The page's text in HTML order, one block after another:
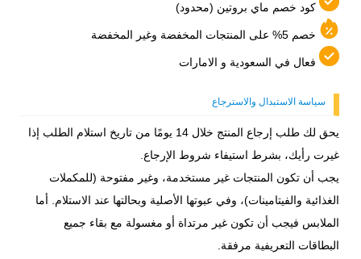
كود خصم ماي بروتين (محدود)
خصم 5% على المنتجات المخفضة وغير المخفضة
فعال في السعودية و الامارات
سياسة الاستبدال والاسترجاع
يحق لك طلب إرجاع المنتج خلال 14 يومًا من تاريخ استلام الطلب إذا
غيرت رأيك، بشرط استيفاء شروط الإرجاع.
يجب أن تكون المنتجات غير مستخدمة، وغير مفتوحة (للمكملات
الغذائية والفيتامينات)، وفي عبوتها الأصلية وبحالتها عند الاستلام. أما
الملابس فيجب أن تكون غير مرتداة أو مغسولة مع بقاء جميع
البطاقات التعريفية مرفقة.